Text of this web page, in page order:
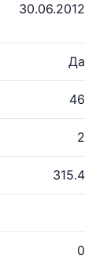
30.06.2012
Да
46
2
315.4
0